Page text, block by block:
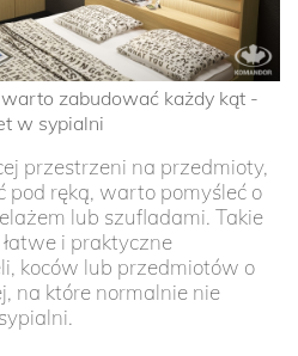
zabudować każdy kąt -
w sypialni
przestrzeni na przedmioty,
pod ręką, warto pomyśleć o
lub szufladami. Takie
i praktyczne
koców lub przedmiotów o
na które normalnie nie